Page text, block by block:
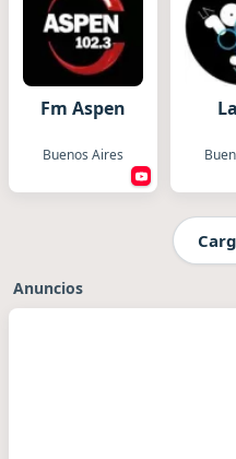
Fm Aspen
Buenos Aires
Anuncios